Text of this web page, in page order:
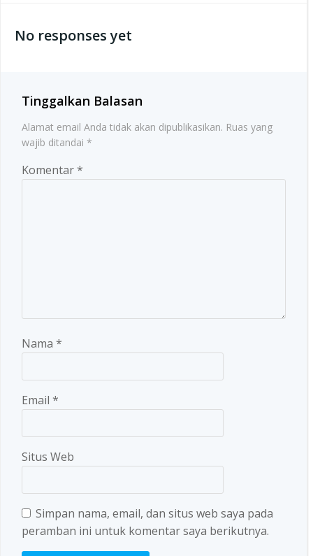
navigation
No responses yet
Tinggalkan Balasan
Alamat email Anda tidak akan dipublikasikan. Ruas yang
wajib ditandai *
Komentar*
Nama *
Email *
Situs Web
Simpan nama, email, dan situs web saya pada
peramban ini untuk komentar saya berikutnya.